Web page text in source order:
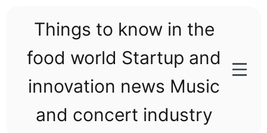
Things to know in the
food world Startup and
innovation news Music
and concert industry